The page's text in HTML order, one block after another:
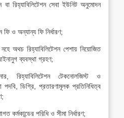
বা রিহ্যাবিলিটেশন সেবা ইউনিট অনুমোদন
ফি ও অন্যান্য ফি নির্ধারণ;
অথচ রিহ্যাবিলিটেশন পেশায় নিয়োজিত
ব্যবস্থা গ্রহণ;
রিহ্যাবিলিটেশন টেকনোলজিস্ট ও
পদবি, ডিগ্রি, প্রতারণামূলক প্রতিনিধিত্ব
কর্মকান্ডের পরিধি ও সীমা নির্ধারণ;